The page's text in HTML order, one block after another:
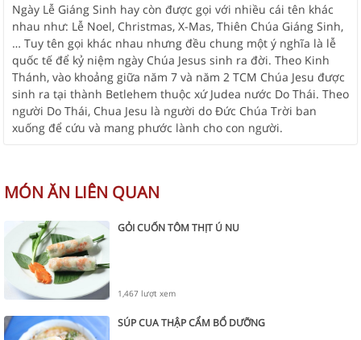
Ngày Lễ Giáng Sinh hay còn được gọi với nhiều cái tên khác
nhau như: Lễ Noel, Christmas, X-Mas, Thiên Chúa Giáng Sinh,
… Tuy tên gọi khác nhau nhưng đều chung một ý nghĩa là lễ
quốc tế để kỷ niệm ngày Chúa Jesus sinh ra đời. Theo Kinh
Thánh, vào khoảng giữa năm 7 và năm 2 TCM Chúa Jesu được
sinh ra tại thành Betlehem thuộc xứ Judea nước Do Thái. Theo
người Do Thái, Chua Jesu là người do Đức Chúa Trời ban
xuống để cứu và mang phước lành cho con người.
MÓN ĂN LIÊN QUAN
GỎI CUỐN TÔM THỊT Ú NU
1,467 lượt xem
SÚP CUA THẬP CẨM BỔ DƯỠNG